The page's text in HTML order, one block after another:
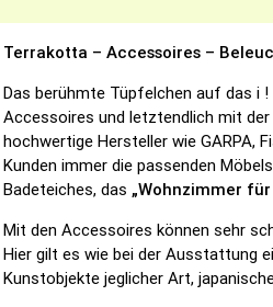
Terrakotta – Accessoires –
Das berühmte Tüpfelchen auf das i
Accessoires und letztendlich mit
hochwertige Hersteller wie GARPA,
Kunden immer die passenden
Badeteiches, das „Wohnzimmer für
Mit den Accessoires können sehr
Hier gilt es wie bei der Ausstattung
Kunstobjekte jeglicher Art,